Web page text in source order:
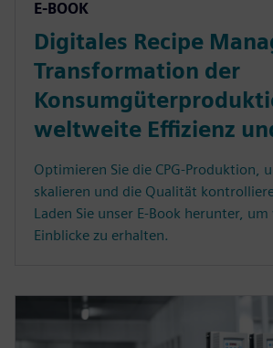
E-BOOK
Digitales Recipe
Transformation der
weltweite Effizienz
Optimieren Sie die CPG-Produktion,
skalieren und die Qualität
Laden Sie unser E-Book herunter,
Einblicke zu erhalten.